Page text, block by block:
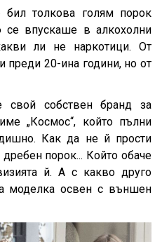
толкова голям порок
се впускаше в алкохолни
ли не наркотици. От
преди 20-ина години, но от
свой собствен бранд за
„Космос“, който пълни
Как да не й прости
порок... Който обаче
й. А с какво друго
моделка освен с външен